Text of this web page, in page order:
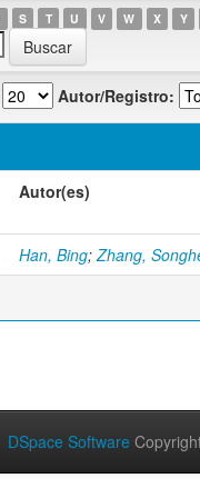
S T U V W X Y
Autor/Registro:
Autor(es)
Han, Bing;Zhang,
DSpace Software